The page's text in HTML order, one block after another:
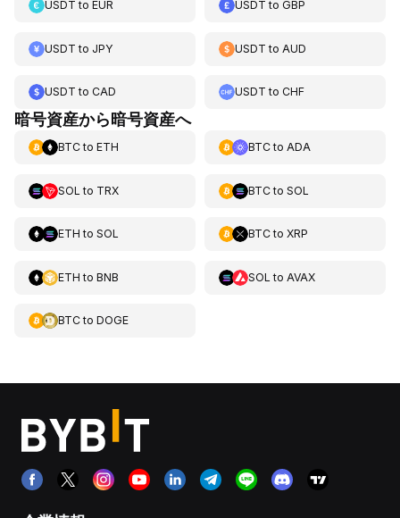
USDT to EUR USDT toGBP
USDT to JPY USDT to AUD
USDT to CAD USDT toCHF
暗号資産から暗号資産へ
BTCto ETH BTCto ADA
SOL to TRX BTCto SOL
ETH to SOL BTCto XRP
ETH to BNB SOL to AVAX
BTCto DOGE